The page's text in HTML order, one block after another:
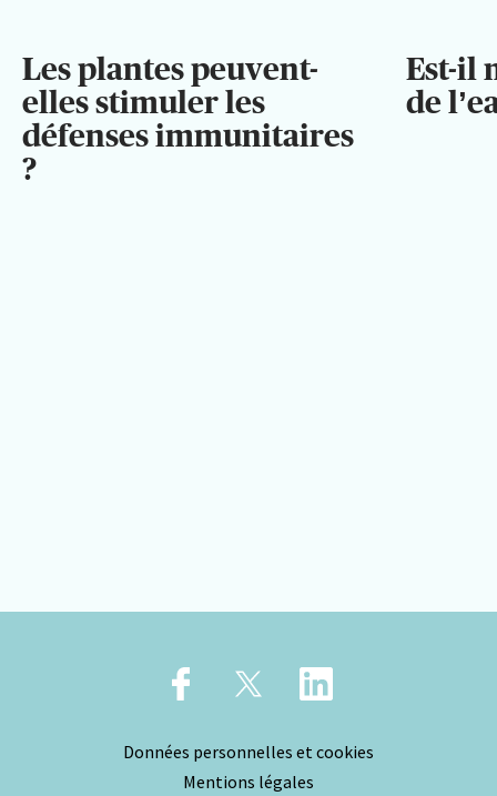
Les plantes peuvent-
elles stimuler les
défenses immunitaires
?
Est-il
de
Données personnelles et cookies
Mentions légales